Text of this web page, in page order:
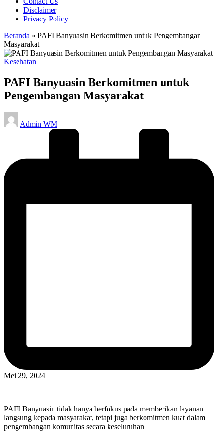
Disclaimer
Privacy Policy
Beranda » PAFI Banyuasin Berkomitmen untuk Pengembangan
Masyarakat
Posted
Kesehatan
PAFI Banyuasin Berkomitmen untuk
Pengembangan Masyarakat
Posted
by
Admin WM
Mei 29, 2024
PAFI Banyuasin tidak hanya berfokus pada memberikan layanan
langsung kepada masyarakat, tetapi juga berkomitmen kuat dalam
pengembangan komunitas secara keseluruhan.